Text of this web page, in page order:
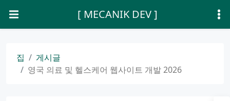
[ MECANIK DEV ]
집
게시글
영국 의료 및 헬스케어 웹사이트 개발 2026